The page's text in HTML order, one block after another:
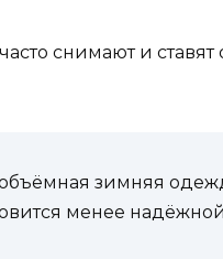
снимают и ставят
объёмная зимняя
менее